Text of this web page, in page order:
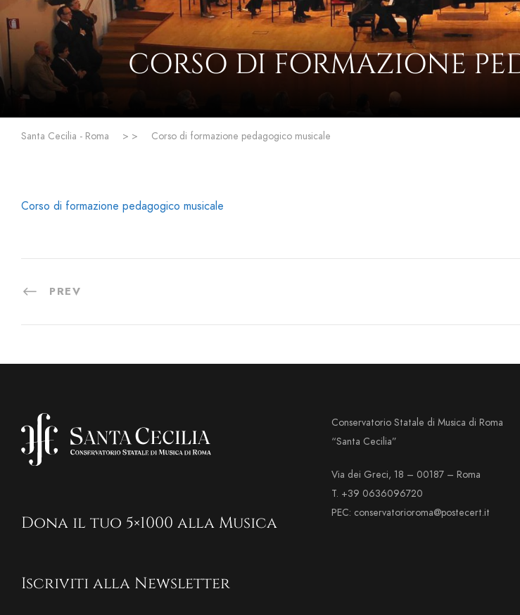
CORSO DI FORMAZIONE
Santa Cecilia - Roma > > Corso di formazione pedagogico musicale
Corso di formazione pedagogico musicale
PREV
Dona il tuo 5×1000 alla Musica
Iscriviti alla Newsletter
Conservatorio Statale di Musica di Roma
“Santa Cecilia”
Via dei Greci, 18 – 00187 – Roma
T. +39 0636096720
PEC: conservatorioroma@postecert.it